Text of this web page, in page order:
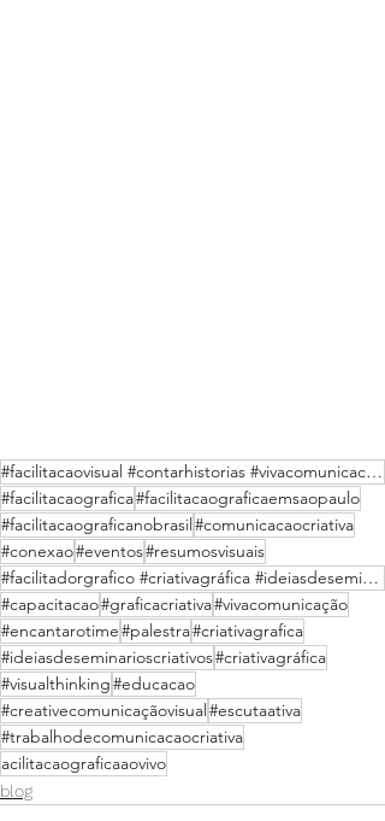
#facilitacaovisual #contarhistorias #vivacomunicacaocriativa #comunicacaocriativa #painelvisual #ano
#facilitacaografica#facilitacaograficaemsaopaulo
#facilitacaograficanobrasil#comunicacaocriativa
#conexao#eventos#resumosvisuais
#facilitadorgrafico #criativagráfica #ideiasdeseminarioscriativos #creativecomunicacaovisual #grafic
#capacitacao#graficacriativa#vivacomunicação
#encantarotime#palestra#criativagrafica
#ideiasdeseminarioscriativos#criativagráfica
#visualthinking#educacao
#creativecomunicaçãovisual#escutaativa
#trabalhodecomunicacaocriativa
acilitacaograficaaovivo
blog